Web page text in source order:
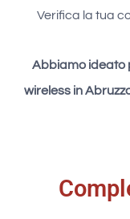
Verifica la tua
Abbiamo ideato
wireless in